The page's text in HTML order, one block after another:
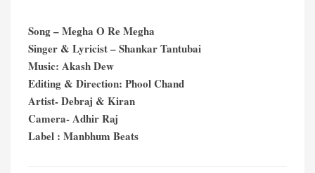
Song – Megha O Re Megha
Singer & Lyricist – Shankar Tantubai
Music: Akash Dew
Editing & Direction: Phool Chand
Artist- Debraj & Kiran
Camera- Adhir Raj
Label : Manbhum Beats